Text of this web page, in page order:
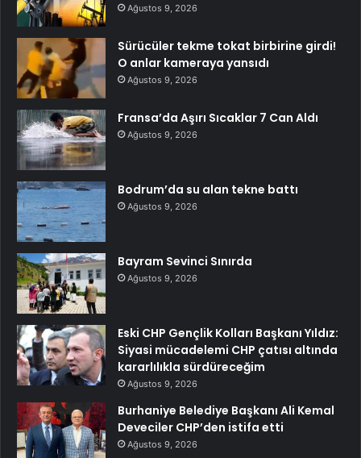
Ağustos 9, 2026
Sürücüler tekme tokat birbirine girdi!
O anlar kameraya yansıdı
Ağustos 9, 2026
Fransa’da Aşırı Sıcaklar 7 Can Aldı
Ağustos 9, 2026
Bodrum’da su alan tekne battı
Ağustos 9, 2026
Bayram Sevinci Sınırda
Ağustos 9, 2026
Eski CHP Gençlik Kolları Başkanı Yıldız:
Siyasi mücadelemi CHP çatısı altında
kararlılıkla sürdüreceğim
Ağustos 9, 2026
Burhaniye Belediye Başkanı Ali Kemal
Deveciler CHP’den istifa etti
Ağustos 9, 2026